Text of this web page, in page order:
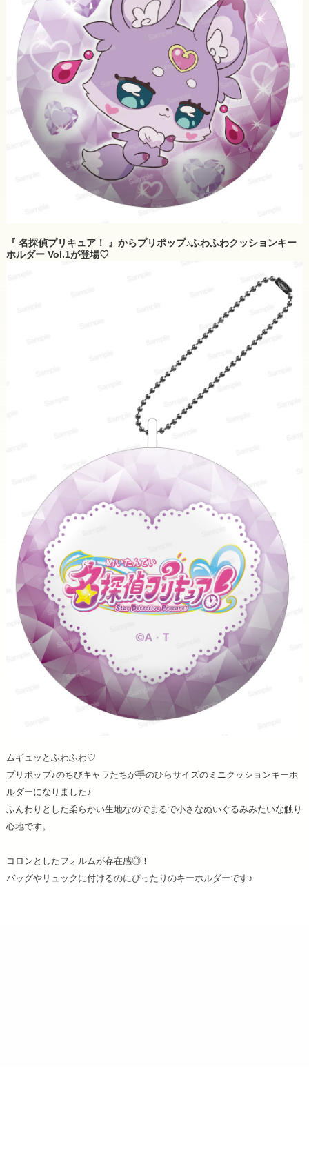
『 名探偵プリキュア！ 』からプリポップ♪ふわふわクッションキー
ホルダー Vol.1が登場♡
ムギュッとふわふわ♡
プリポップ♪のちびキャラたちが手のひらサイズのミニクッションキーホ
ルダーになりました♪
ふんわりとした柔らかい生地なのでまるで小さなぬいぐるみみたいな触り
心地です。
コロンとしたフォルムが存在感◎！
バッグやリュックに付けるのにぴったりのキーホルダーです♪